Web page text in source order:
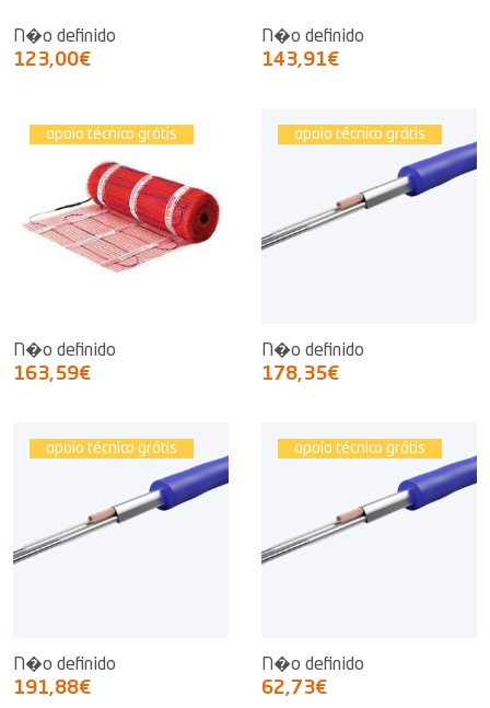
N�o definido
123,00€
N�o definido
143,91€
apoio técnico grátis
N�o definido
163,59€
apoio técnico grátis
N�o definido
178,35€
apoio técnico grátis
N�o definido
191,88€
apoio técnico grátis
N�o definido
62,73€